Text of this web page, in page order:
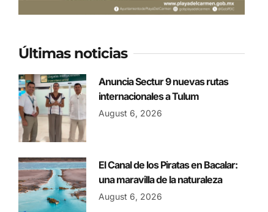
Últimas noticias
Anuncia Sectur 9 nuevas rutas
internacionales a Tulum
August 6, 2026
El Canal de los Piratas en Bacalar:
una maravilla de la naturaleza
August 6, 2026